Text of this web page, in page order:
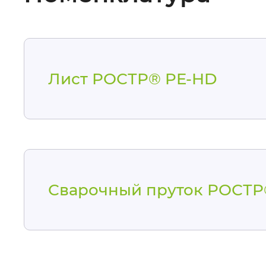
Лист РОСТР® PE-HD
Сварочный пруток